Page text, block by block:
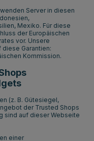
Server in diesen
Mexiko. Für diese
der Europäischen
vor. Unsere
Garantien:
Kommission.
(z. B. Gütesiegel,
der Trusted Shops
sind auf dieser Webseite
einer